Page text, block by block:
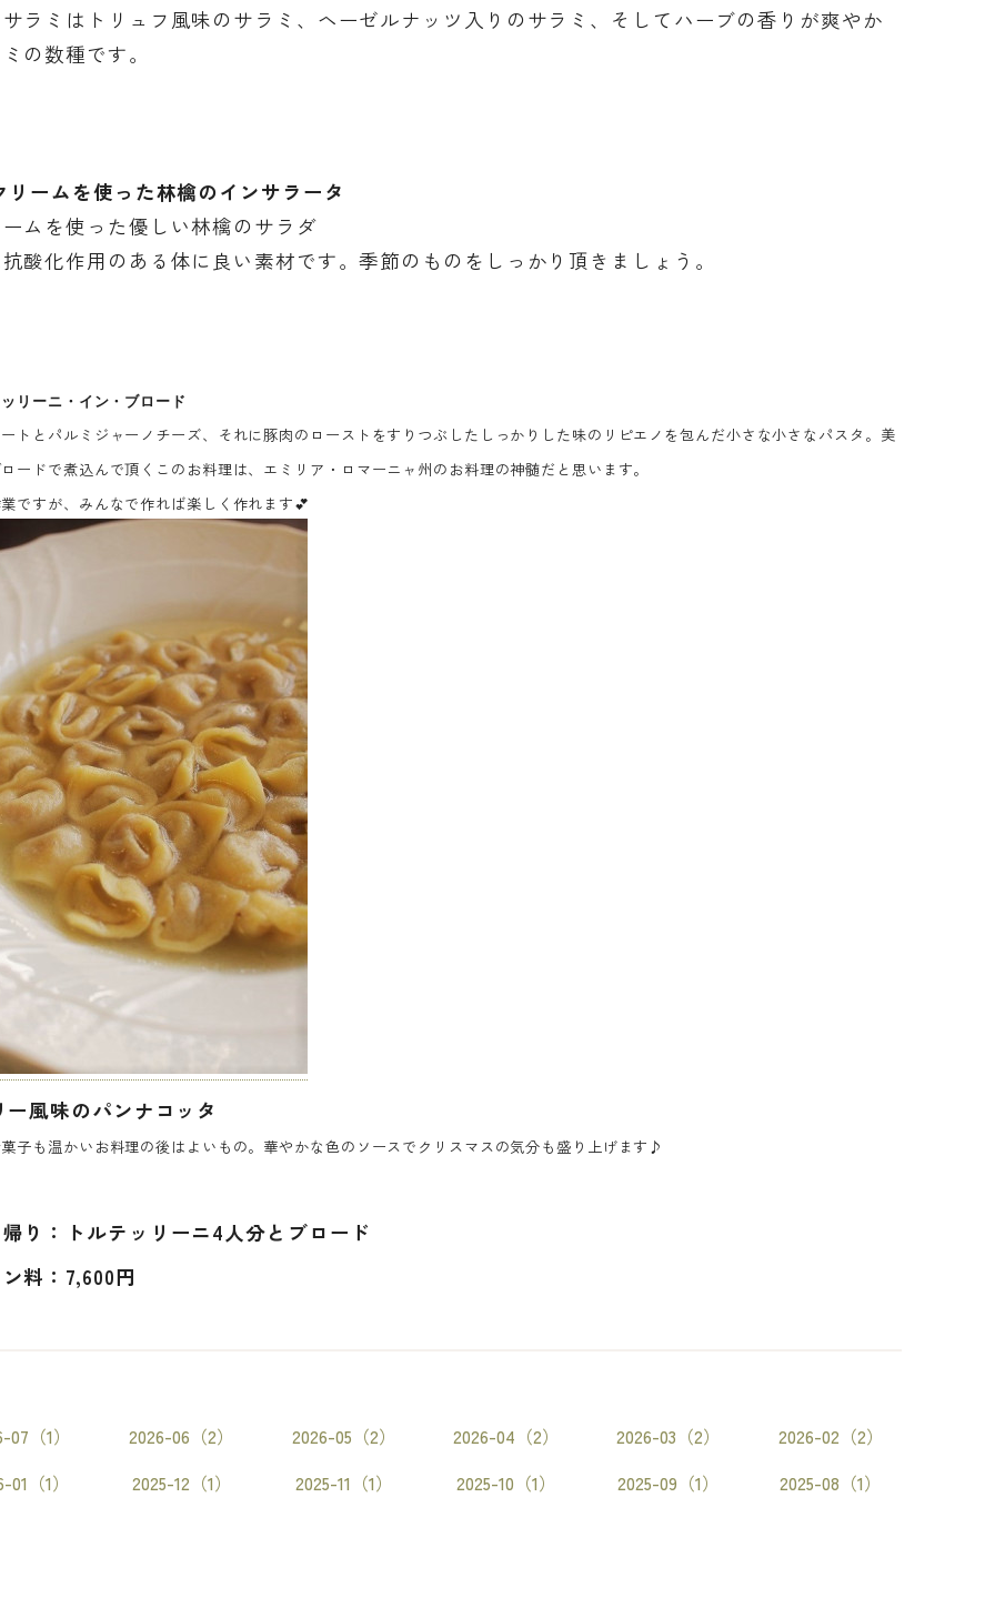
ラミはトリュフ風味のサラミ、ヘーゼルナッツ入りのサラミ、そしてハーブの香りが爽やか
の数種です。
リームを使った林檎のインサラータ
ムを使った優しい林檎のサラダ
酸化作用のある体に良い素材です。季節のものをしっかり頂きましょう。
リーニ・イン・ブロード
トとパルミジャーノチーズ、それに豚肉のローストをすりつぶしたしっかりした味のリピエノを包んだ小さな小さなパスタ。美
ードで煮込んで頂くこのお料理は、エミリア・ロマーニャ州のお料理の神髄だと思います。
ですが、みんなで作れば楽しく作れます💕
風味のパンナコッタ
子も温かいお料理の後はよいもの。華やかな色のソースでクリスマスの気分も盛り上げます♪
り：トルテッリーニ4人分とブロード
料：7,600円
07（1） 2026-06（2） 2026-05（2） 2026-04（2） 2026-03（2）
2026-02（2）
01（1）
2025-12（1） 2025-11（1） 2025-10（1） 2025-09（1） 2025-08（1）